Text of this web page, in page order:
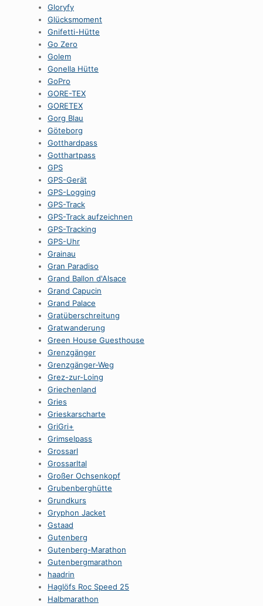
Gloryfy
Glücksmoment
Gnifetti-Hütte
Go Zero
Golem
Gonella Hütte
GoPro
GORE-TEX
GORETEX
Gorg Blau
Göteborg
Gotthardpass
Gotthartpass
GPS
GPS-Gerät
GPS-Logging
GPS-Track
GPS-Track aufzeichnen
GPS-Tracking
GPS-Uhr
Grainau
Gran Paradiso
Grand Ballon d'Alsace
Grand Capucin
Grand Palace
Gratüberschreitung
Gratwanderung
Green House Guesthouse
Grenzgänger
Grenzgänger-Weg
Grez-zur-Loing
Griechenland
Gries
Grieskarscharte
GriGri+
Grimselpass
Grossarl
Grossarltal
Großer Ochsenkopf
Grubenberghütte
Grundkurs
Gryphon Jacket
Gstaad
Gutenberg
Gutenberg-Marathon
Gutenbergmarathon
haadrin
Haglöfs Roc Speed 25
Halbmarathon